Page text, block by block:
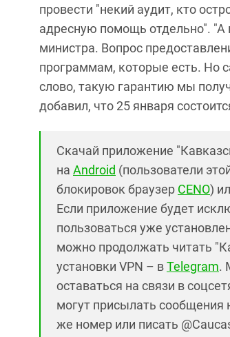
провести "некий аудит, кто
адресную помощь отдельно". "А
министра. Вопрос
программам, которые есть. Но
слово, такую гарантию мы
добавил, что 25 января
Скачай приложение
на Android (пользователи
блокировок браузер CENO)
Если приложение будет
пользоваться уже
можно продолжать читать
установки VPN – вTelegram.
оставаться на связи в
могут присылать сообщения
же номер или писать